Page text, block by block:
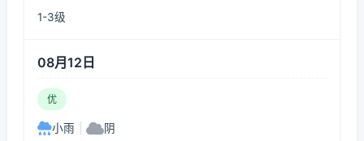
1-3级
08月12日
优
小雨 阴